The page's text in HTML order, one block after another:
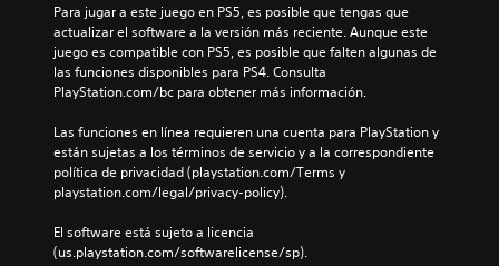
Para jugar a este juego en PS5, es posible que tengas que
actualizar el software a la versión más reciente. Aunque este
juego es compatible con PS5, es posible que falten algunas de
las funciones disponibles para PS4. Consulta
PlayStation.com/bc para obtener más información.
Las funciones en línea requieren una cuenta para PlayStation y
están sujetas a los términos de servicio y a la correspondiente
política de privacidad (playstation.com/Terms y
playstation.com/legal/privacy-policy).
El software está sujeto a licencia
(us.playstation.com/softwarelicense/sp).